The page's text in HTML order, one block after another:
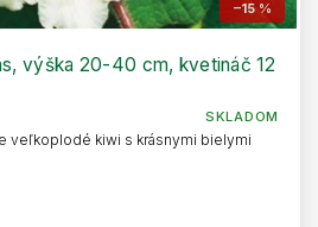
–15 %
výška 20-40 cm, kvetináč 12
SKLADOM
veľkoplodé kiwi s krásnymi bielymi